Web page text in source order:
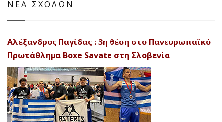
ΝΕΑ ΣΧΟΛΩΝ
Αλέξανδρος Παγίδας : 3η θέση στο Πανευρωπαϊκό
Πρωτάθλημα Boxe Savate στη Σλοβενία